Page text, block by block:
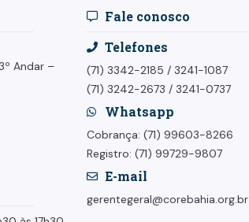
Andar –
Fale conosco
Telefones
(71) 3342-2185 / 3241-1087
(71) 3242-2673 / 3241-0737
Whatsapp
Cobrança: (71) 99603-8266
Registro: (71) 99729-9807
E-mail
gerentegeral@corebahia.org.br